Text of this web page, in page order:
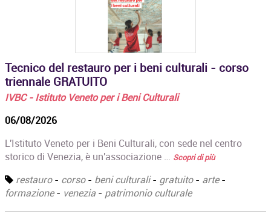
Tecnico del restauro per i beni culturali - corso
triennale GRATUITO
IVBC - Istituto Veneto per i Beni Culturali
06/08/2026
L'Istituto Veneto per i Beni Culturali, con sede nel centro
storico di Venezia, è un'associazione … Scopri di più
restauro- corso- beni culturali- gratuito- arte-
formazione- venezia- patrimonio culturale